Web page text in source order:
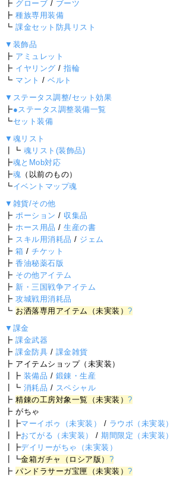
┣ グローブ / ブーツ
┣種族専用装備
┗課金セット防具リスト
▼装飾品
┣ アミュレット
┣ イヤリング /指輪
┗ マント /ベルト
▼ステータス調整/セット効果
┣●ステータス調整装備一覧
┗セット装備
▼魂リスト
┃┗ 魂リスト(装飾品)
┣魂とMob対応
┣魂 （以前のもの）
┗イベントマップ魂
▼雑貨/その他
┣ ポーション / 収集品
┣ ホース用品 /生産の書
┣ スキル用消耗品 / ジェム
┣箱 /チケット
┣香油秘薬石版
┣ その他アイテム
┣ 新・三国戦争アイテム
┣攻城戦用消耗品
┗ お洒落専用アイテム（未実装）?
▼課金
┣課金武器
┣課金防具 / 課金雑貨
┣ アイテムショップ（未実装）
┃┣ 装備品 / 鍛錬・生産
┃┗ 消耗品 / スペシャル
┣精錬の工房対象一覧（未実装）?
┣ がちゃ
┃┣マーイボゥ（未実装） / ラウボ（未実装）
┃┣おてがる（未実装） /期間限定（未実装）
┃┣デイリーがちゃ（未実装）
┃┗金箱ガチャ（ロシア版） ?
┣パンドラサーガ宝匣（未実装）?